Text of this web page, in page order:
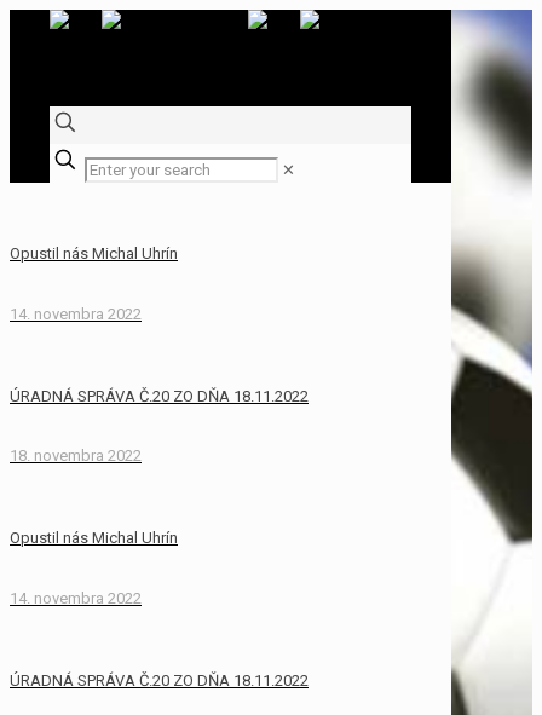
✕
Opustil nás Michal Uhrín
14. novembra 2022
ÚRADNÁ SPRÁVA Č.20 ZO DŇA 18.11.2022
18. novembra 2022
Opustil nás Michal Uhrín
14. novembra 2022
ÚRADNÁ SPRÁVA Č.20 ZO DŇA 18.11.2022